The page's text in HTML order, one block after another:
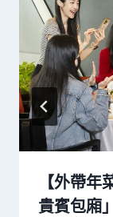
【外帶
貴賓包廂